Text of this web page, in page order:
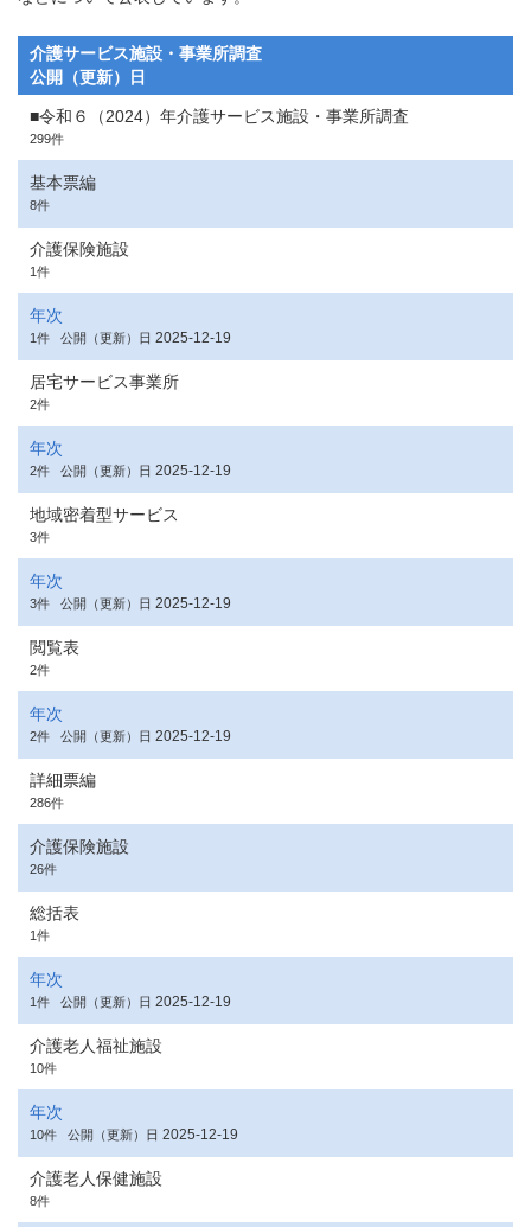
介護サービス施設・事業所調査
公開（更新）日
■令和６（2024）年介護サービス施設・事業所調査
299件
基本票編
8件
介護保険施設
1件
年次
1件 公開（更新）日 2025-12-19
居宅サービス事業所
2件
年次
2件 公開（更新）日 2025-12-19
地域密着型サービス
3件
年次
3件 公開（更新）日 2025-12-19
閲覧表
2件
年次
2件 公開（更新）日 2025-12-19
詳細票編
286件
介護保険施設
26件
総括表
1件
年次
1件 公開（更新）日 2025-12-19
介護老人福祉施設
10件
年次
10件 公開（更新）日 2025-12-19
介護老人保健施設
8件